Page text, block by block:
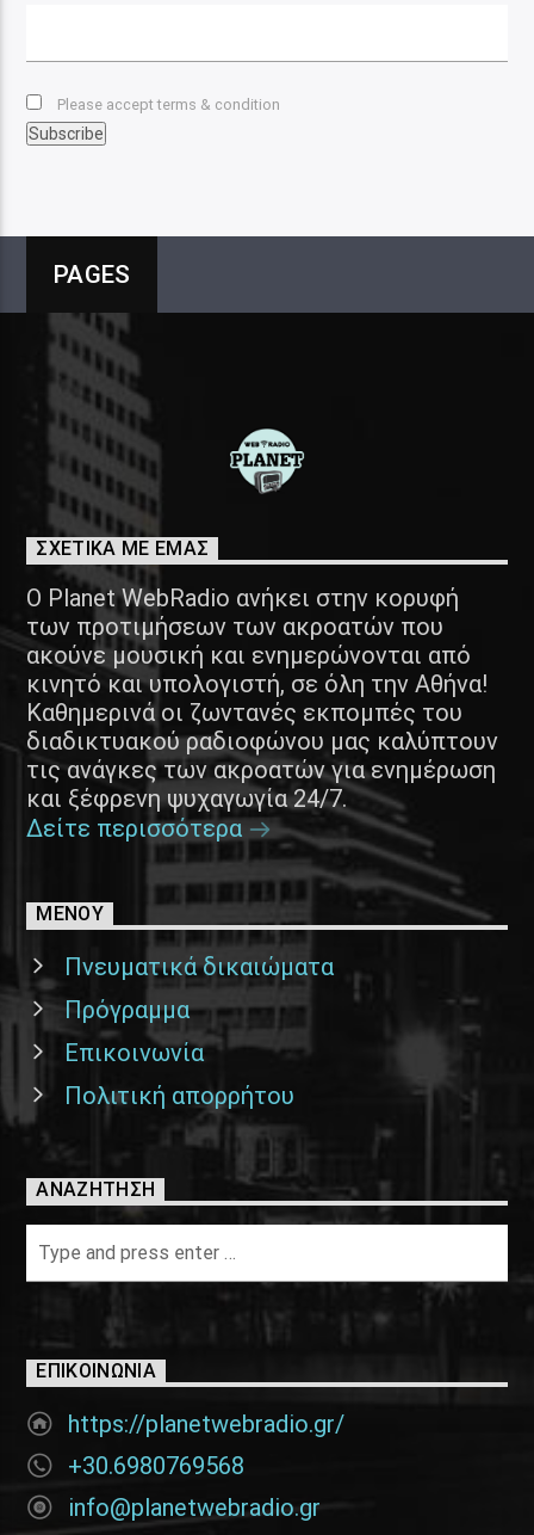
Please accept terms & condition
PAGES
ΣΧΕΤΙΚΑ ΜΕ ΕΜΑΣ
Ο Planet WebRadio ανήκει στην κορυφή
των προτιμήσεων των ακροατών που
ακούνε μουσική και ενημερώνονται από
κινητό και υπολογιστή, σε όλη την Αθήνα!
Καθημερινά οι ζωντανές εκπομπές του
διαδικτυακού ραδιοφώνου μας καλύπτουν
τις ανάγκες των ακροατών για ενημέρωση
και ξέφρενη ψυχαγωγία 24/7.
Δείτε περισσότερα
ΜΕΝΟΥ
Πνευματικά δικαιώματα
Πρόγραμμα
Επικοινωνία
Πολιτική απορρήτου
ΑΝΑΖΉΤΗΣΗ
ΕΠΙΚΟΙΝΩΝΊΑ
https://planetwebradio.gr/
+30.6980769568
info@planetwebradio.gr